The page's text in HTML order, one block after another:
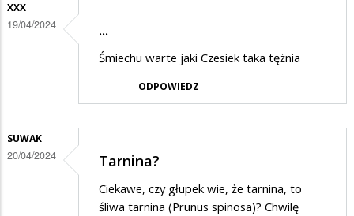
XXX
19/04/2024 ...
Śmiechu warte jaki Czesiek taka tężnia
ODPOWIEDZ
SUWAK
20/04/2024 Tarnina?
Ciekawe, czy głupek wie, że tarnina, to
śliwa tarnina (Prunus spinosa)? Chwilę